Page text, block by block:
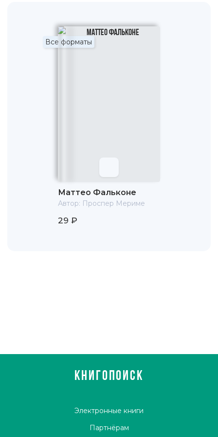
Все форматы
Маттео Фальконе
Автор: Проспер Мериме
29 ₽
КНИГОПОИСК
Электронные книги
Партнёрам